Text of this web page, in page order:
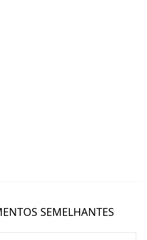
SEMELHANTES